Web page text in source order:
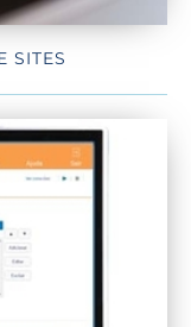
SITES